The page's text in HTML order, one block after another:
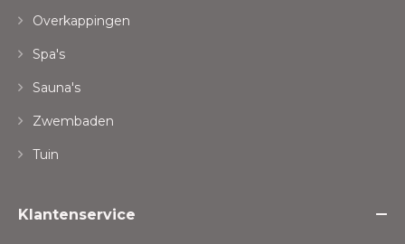
Overkappingen
Spa's
Sauna's
Zwembaden
Tuin
Klantenservice